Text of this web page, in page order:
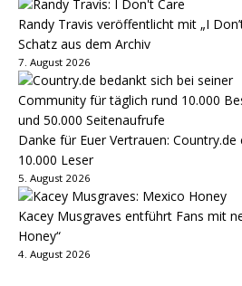
Randy Travis veröffentlicht mit „I
Schatz aus dem Archiv
7. August 2026
Danke für Euer Vertrauen:
10.000 Leser
5. August 2026
Kacey Musgraves entführt Fans mit
Honey“
4. August 2026